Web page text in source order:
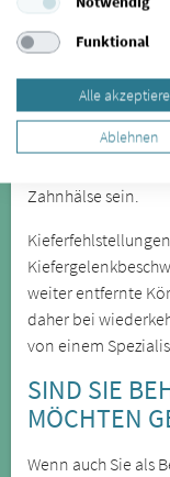
erkannt, lässt sich
Frauendorf anhand
Kieferknacken
behandeln lassen
Zähneknirschen
Zahnhälse sein.
weiter entfernte
daher bei
von einem
SIND SIE
MÖCHTEN
Wenn auch Sie als
Funktional
Alle
Ablehnen